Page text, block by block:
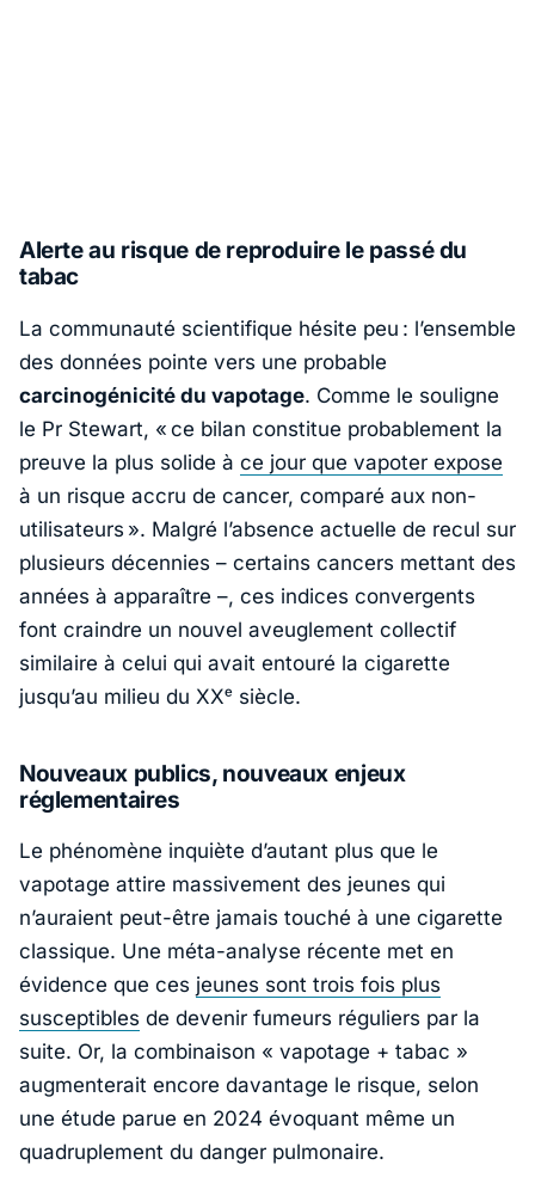
Alerte au risque de reproduire le passé du
tabac
La communauté scientifique hésite peu : l’ensemble
des données pointe vers une probable
carcinogénicité du vapotage. Comme le souligne
le Pr Stewart, « ce bilan constitue probablement la
preuve la plus solide à ce jour que vapoter expose
à un risque accru de cancer, comparé aux non-
utilisateurs ». Malgré l’absence actuelle de recul sur
plusieurs décennies – certains cancers mettant des
années à apparaître –, ces indices convergents
font craindre un nouvel aveuglement collectif
similaire à celui qui avait entouré la cigarette
jusqu’au milieu du XXᵉ siècle.
Nouveaux publics, nouveaux enjeux
réglementaires
Le phénomène inquiète d’autant plus que le
vapotage attire massivement des jeunes qui
n’auraient peut-être jamais touché à une cigarette
classique. Une méta-analyse récente met en
évidence que ces jeunes sont trois fois plus
susceptibles de devenir fumeurs réguliers par la
suite. Or, la combinaison « vapotage + tabac »
augmenterait encore davantage le risque, selon
une étude parue en 2024 évoquant même un
quadruplement du danger pulmonaire.